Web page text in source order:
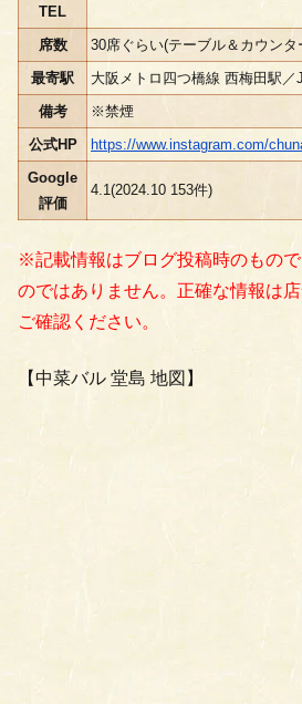
TEL
席数
30席ぐらい(テーブル＆カウンタ
最寄駅
大阪メトロ四つ橋線 西梅田駅／
備考
※禁煙
公式HP
https://www.instagram.com/
Google
評価
4.1(2024.10 153件)
※記載情報はブログ投稿時のもの
のではありません。正確な情報は
ご確認ください。
【中菜バル 堂島 地図】